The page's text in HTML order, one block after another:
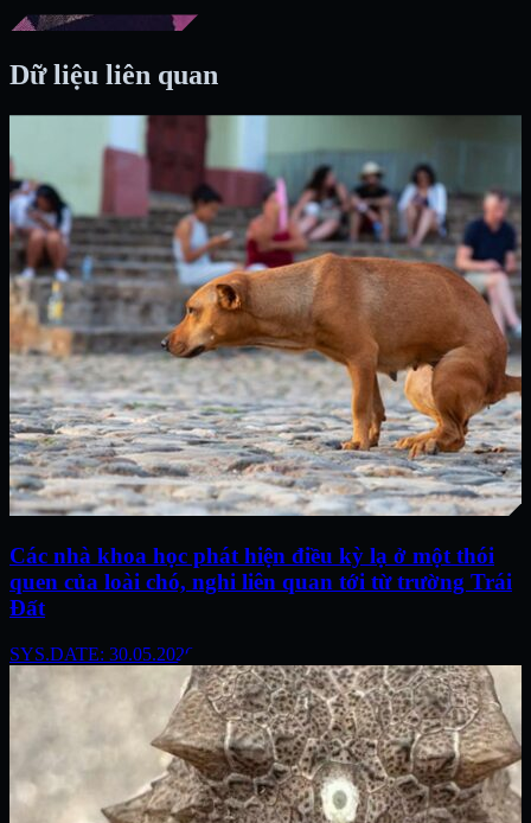
Dữ liệu liên quan
Các nhà khoa học phát hiện điều kỳ lạ ở một thói
quen của loài chó, nghi liên quan tới từ trường Trái
Đất
SYS.DATE: 30.05.2026